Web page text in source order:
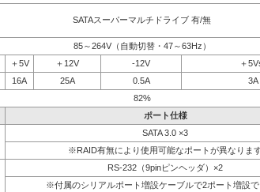
SATAスーパーマルチドライブ 有/無
85～264V（自動切替・47～63Hz）
＋5V ＋12V -12V
＋
16A 25A 0.5A
3A
82%
ポート仕様
SATA 3.0 ×3
※RAID有無により使用可能なポートが異なりま
RS-232（9pinピンヘッダ）×2
※付属のシリアルポート増設ケーブルで2ポート増設